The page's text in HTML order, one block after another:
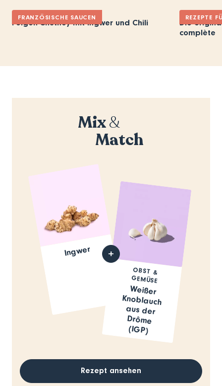
FRANZÖSISCHE SAUCEN
Feigen-Chutney mit Ingwer und Chili
REZEPTE
Die
complète
Mix&
Match
Ingwer
OBST &
GEMÜSE
Weißer
Knoblauch
aus der
Drôme
(IGP)
Rezept ansehen